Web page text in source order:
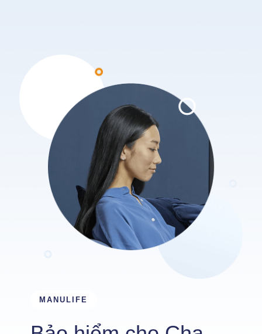
MANULIFE